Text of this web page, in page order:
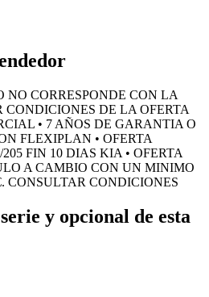
CORRESPONDE CON LA
CONDICIONES DE LA OFERTA
• 7 AÑOS DE GARANTIA O
FLEXIPLAN • OFERTA
FIN 10 DIAS KIA • OFERTA
A CAMBIO CON UN MINIMO
CONSULTAR CONDICIONES
y opcional de esta